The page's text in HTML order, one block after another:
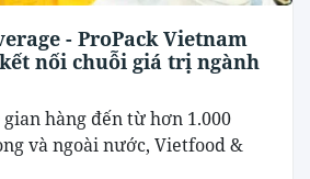
- ProPack Vietnam
nối chuỗi giá trị ngành
hàng đến từ hơn 1.000
và ngoài nước, Vietfood &